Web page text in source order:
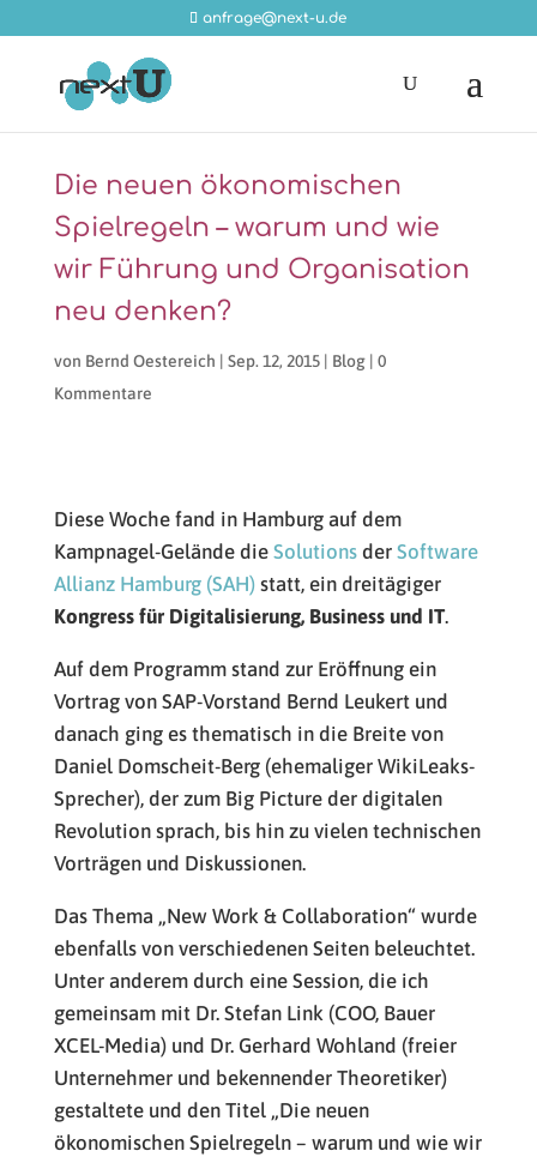
anfrage@next-u.de
Die neuen ökonomischen
Spielregeln – warum und wie
wir Führung und Organisation
neu denken?
von Bernd Oestereich | Sep. 12, 2015| Blog| 0
Kommentare
Diese Woche fand in Hamburg auf dem
Kampnagel-Gelände die Solutionsder Software
Allianz Hamburg (SAH)statt, ein dreitägiger
Kongress für Digitalisierung, Business und IT.
Auf dem Programm stand zur Eröffnung ein
Vortrag von SAP-Vorstand Bernd Leukert und
danach ging es thematisch in die Breite von
Daniel Domscheit-Berg (ehemaliger WikiLeaks-
Sprecher), der zum Big Picture der digitalen
Revolution sprach, bis hin zu vielen technischen
Vorträgen und Diskussionen.
Das Thema „New Work & Collaboration“ wurde
ebenfalls von verschiedenen Seiten beleuchtet.
Unter anderem durch eine Session, die ich
gemeinsam mit Dr. Stefan Link (COO, Bauer
XCEL-Media) und Dr. Gerhard Wohland (freier
Unternehmer und bekennender Theoretiker)
gestaltete und den Titel „Die neuen
ökonomischen Spielregeln – warum und wie wir